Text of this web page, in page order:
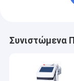
Συνιστώμενα